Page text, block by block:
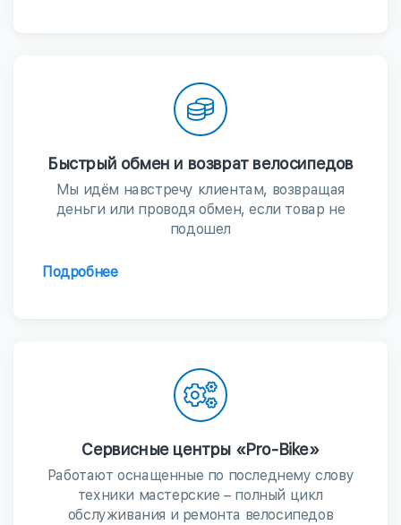
Быстрый обмен и возврат велосипедов
Мы идём навстречу клиентам, возвращая
деньги или проводя обмен, если товар не
подошел
Подробнее
Сервисные центры «Pro-Bike»
Работают оснащенные по последнему слову
техники мастерские – полный цикл
обслуживания и ремонта велосипедов